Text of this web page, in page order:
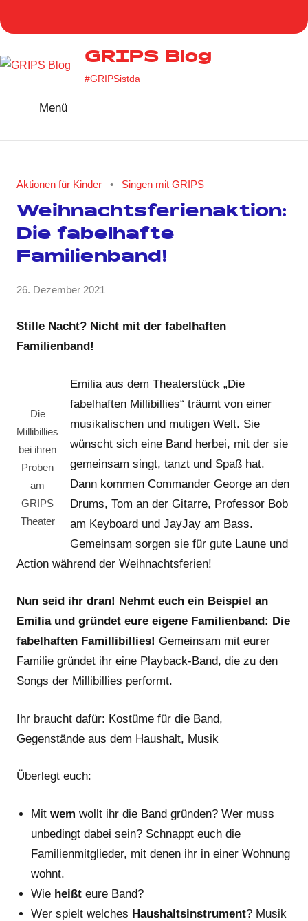
Inhalt
GRIPS
GRIPS Blog
#GRIPSistda
Menü
Aktionen für Kinder Singen mit GRIPS
Weihnachtsferienaktion:
Die fabelhafte
Familienband!
von
Team
26. Dezember 2021
Stille Nacht? Nicht mit der fabelhaften
Familienband!
Die
Millibillies
bei ihren
Proben
am
GRIPS
Theater
Emilia aus dem Theaterstück „Die
fabelhaften Millibillies“ träumt von einer
musikalischen und mutigen Welt. Sie
wünscht sich eine Band herbei, mit der sie
gemeinsam singt, tanzt und Spaß hat.
Dann kommen Commander George an den
Drums, Tom an der Gitarre, Professor Bob
am Keyboard und JayJay am Bass.
Gemeinsam sorgen sie für gute Laune und
Action während der Weihnachtsferien!
Nun seid ihr dran! Nehmt euch ein Beispiel an
Emilia und gründet eure eigene Familienband: Die
fabelhaften Famillibillies! Gemeinsam mit eurer
Familie gründet ihr eine Playback-Band, die zu den
Songs der Millibillies performt.
Ihr braucht dafür: Kostüme für die Band,
Gegenstände aus dem Haushalt, Musik
Überlegt euch:
Mitwem wollt ihr die Band gründen? Wer muss
unbedingt dabei sein? Schnappt euch die
Familienmitglieder, mit denen ihr in einer Wohnung
wohnt.
Wie heißt eure Band?
Wer spielt welches Haushaltsinstrument? Musik